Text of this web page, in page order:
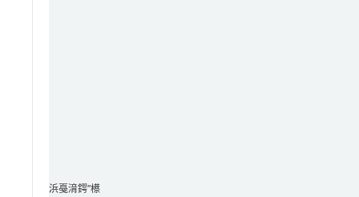
浜戞湇鍔″櫒